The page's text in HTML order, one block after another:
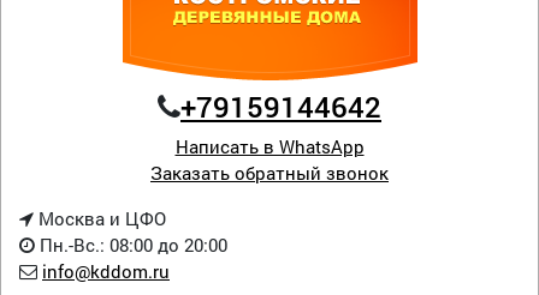
+79159144642
Написать в WhatsApp
Заказать обратный звонок
Москва и ЦФО
Пн.-Вс.: 08:00 до 20:00
info@kddom.ru